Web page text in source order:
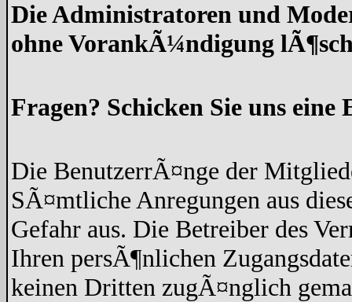
Die Administratoren und
ohne VorankÃ¼ndigung
Fragen? Schicken Sie uns
Die BenutzerrÃ¤nge der
SÃ¤mtliche Anregungen aus
Gefahr aus. Die Betreiber des
Ihren persÃ¶nlichen
keinen Dritten zugÃ¤nglich